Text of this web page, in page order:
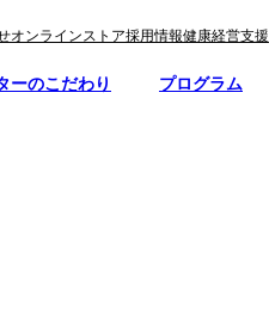
オンラインストア採用情報健康経営支援
ーのこだわり プログラム